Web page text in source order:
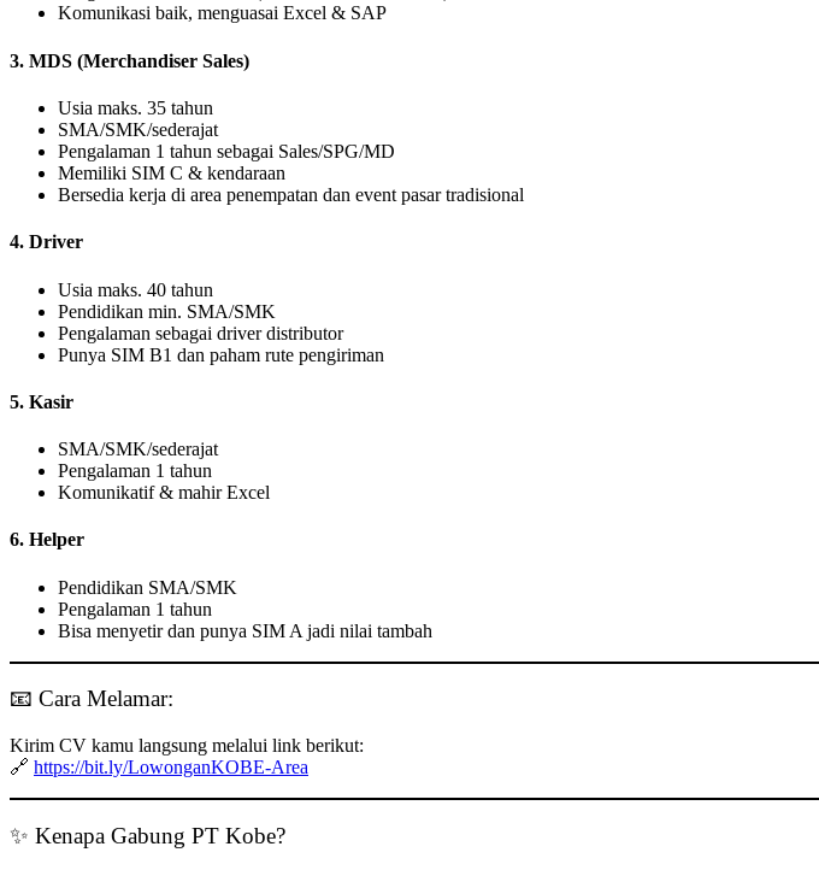
Komunikasi baik, menguasai Excel & SAP
3. MDS (Merchandiser Sales)
Usia maks. 35 tahun
SMA/SMK/sederajat
Pengalaman 1 tahun sebagai Sales/SPG/MD
Memiliki SIM C & kendaraan
Bersedia kerja di area penempatan dan event pasar tradisional
4. Driver
Usia maks. 40 tahun
Pendidikan min. SMA/SMK
Pengalaman sebagai driver distributor
Punya SIM B1 dan paham rute pengiriman
5. Kasir
SMA/SMK/sederajat
Pengalaman 1 tahun
Komunikatif & mahir Excel
6. Helper
Pendidikan SMA/SMK
Pengalaman 1 tahun
Bisa menyetir dan punya SIM A jadi nilai tambah
📧 Cara Melamar:
Kirim CV kamu langsung melalui link berikut:
🔗 https://bit.ly/LowonganKOBE-Area
✨ Kenapa Gabung PT Kobe?